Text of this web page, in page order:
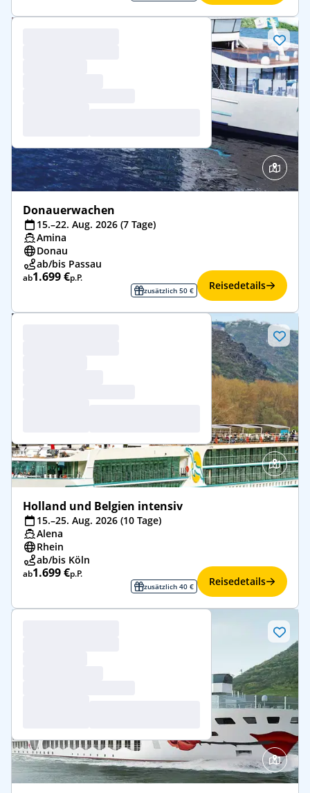
Donauerwachen
15.–22. Aug. 2026 (7 Tage)
Amina
Donau
ab/bis Passau
ab1.699 €p.P.
zusätzlich 50 € Reisedetails
Holland und Belgien intensiv
15.–25. Aug. 2026 (10 Tage)
Alena
Rhein
ab/bis Köln
ab1.699 €p.P.
zusätzlich 40 € Reisedetails